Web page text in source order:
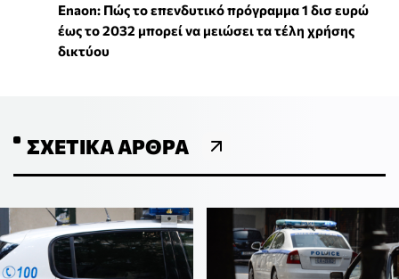
Enaon: Πώς το επενδυτικό πρόγραμμα 1 δισ ευρώ
έως το 2032 μπορεί να μειώσει τα τέλη χρήσης
δικτύου
ΣΧΕΤΙΚΆ ΆΡΘΡΑ